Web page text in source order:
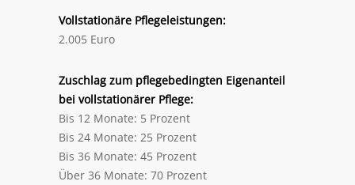
Vollstationäre Pflegeleistungen:
2.005 Euro
Zuschlag zum pflegebedingten Eigenanteil
bei vollstationärer Pflege:
Bis 12 Monate: 5 Prozent
Bis 24 Monate: 25 Prozent
Bis 36 Monate: 45 Prozent
Über 36 Monate: 70 Prozent